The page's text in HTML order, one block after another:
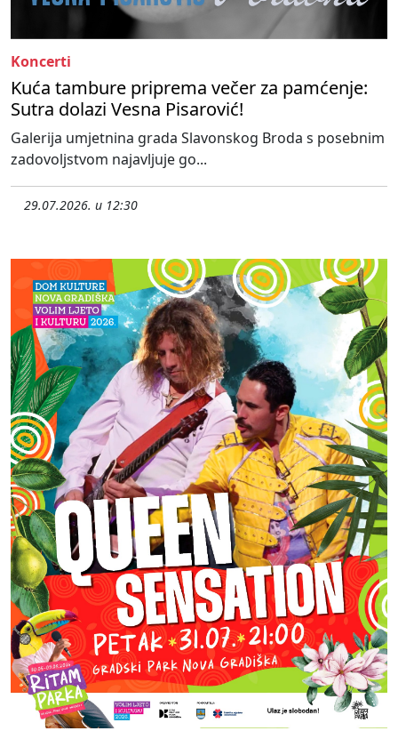
Koncerti
Kuća tambure priprema večer za pamćenje:
Sutra dolazi Vesna Pisarović!
Galerija umjetnina grada Slavonskog Broda s posebnim
zadovoljstvom najavljuje go...
29.07.2026. u 12:30